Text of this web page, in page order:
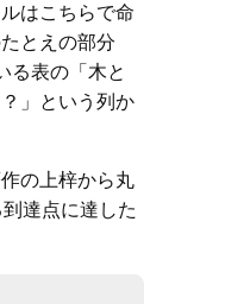
はこちらで命
とえの部分
る表の「木と
」という列か
の上梓から丸
達点に達した